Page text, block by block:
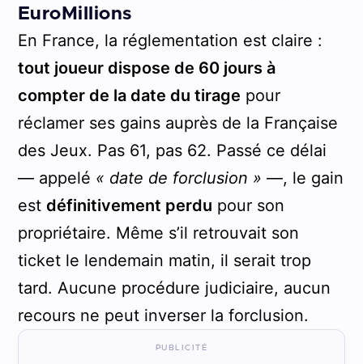
EuroMillions
En France, la réglementation est claire :
tout joueur dispose de 60 jours à
compter de la date du tirage pour
réclamer ses gains auprès de la Française
des Jeux. Pas 61, pas 62. Passé ce délai
— appelé « date de forclusion » —, le gain
est définitivement perdu pour son
propriétaire. Même s’il retrouvait son
ticket le lendemain matin, il serait trop
tard. Aucune procédure judiciaire, aucun
recours ne peut inverser la forclusion.